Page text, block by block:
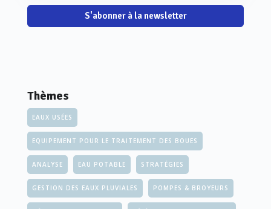
S'abonner à la newsletter
Thèmes
EAUX USÉES
EQUIPEMENT POUR LE TRAITEMENT DES BOUES
ANALYSE EAU POTABLE STRATÉGIES
GESTION DES EAUX PLUVIALES POMPES & BROYEURS